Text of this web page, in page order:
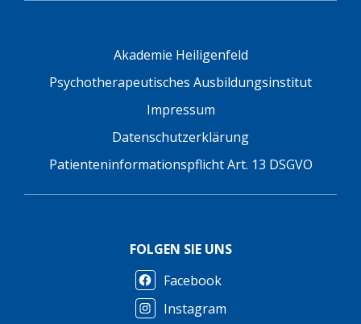
Akademie Heiligenfeld
Psychotherapeutisches Ausbildungsinstitut
Impressum
Datenschutzerklärung
Patienteninformationspflicht Art. 13 DSGVO
FOLGEN SIE UNS
Facebook
Instagram